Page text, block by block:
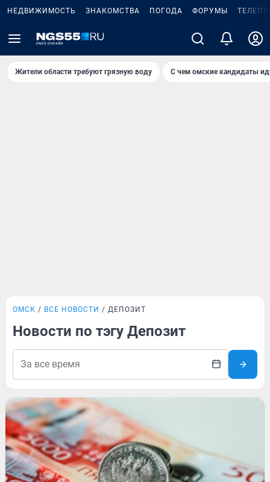
НЕДВИЖИМОСТЬ ЗНАКОМСТВА ПОГОДА ФОРУМЫ
Жители области требуют грязную воду С чем омские кандидаты
ОМСК ВСЕ НОВОСТИ ДЕПОЗИТ
Новости по тэгу Депозит